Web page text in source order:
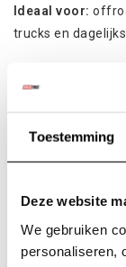
Toestemming
Deze website
We gebruiken
personaliseren,
Ideaal voor:
trucks en
Laat ons helpen!
Product
Artikelnummer: